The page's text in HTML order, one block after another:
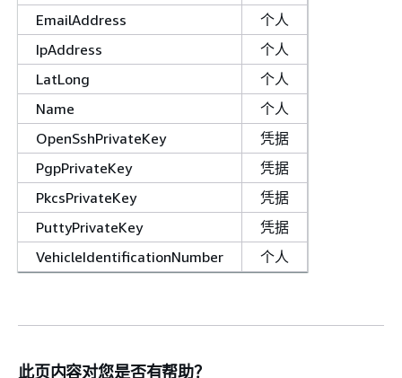
EmailAddress
个人
IpAddress
个人
LatLong
个人
Name
个人
OpenSshPrivateKey
凭据
PgpPrivateKey
凭据
PkcsPrivateKey
凭据
PuttyPrivateKey
凭据
VehicleIdentificationNumber
个人
此页内容对您是否有帮助？